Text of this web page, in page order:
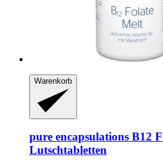
Warenkorb
pure encapsulations B12
Lutschtabletten